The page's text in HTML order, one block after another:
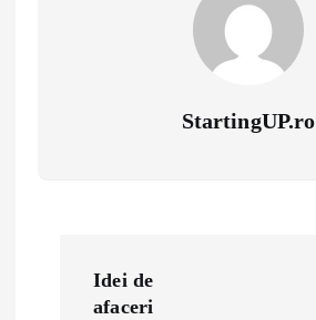
StartingUP.ro
Idei de
afaceri